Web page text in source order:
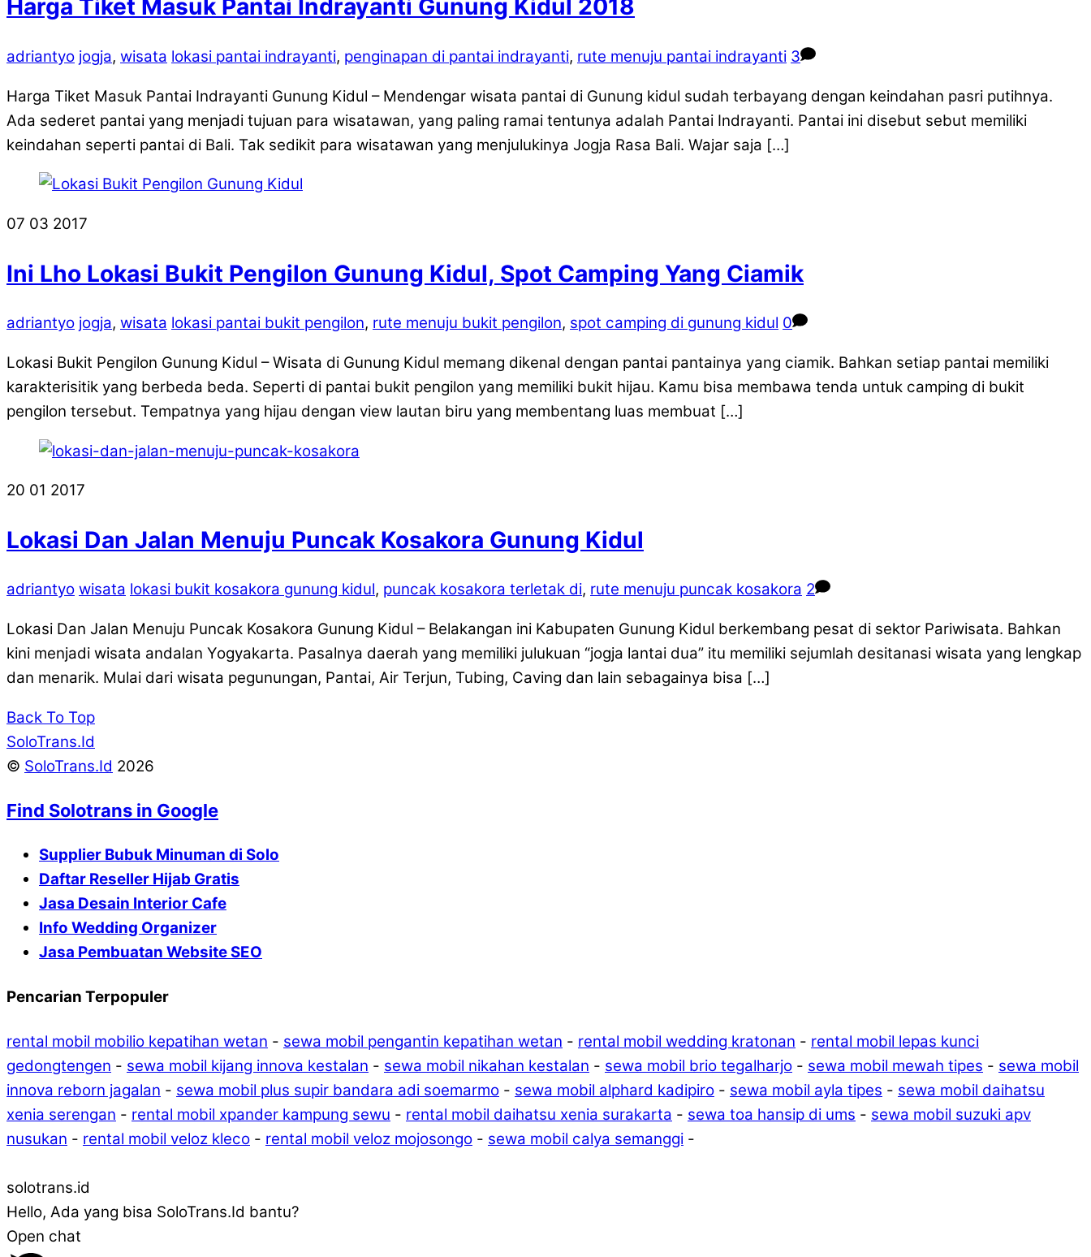
Harga Tiket Masuk Pantai Indrayanti Gunung Kidul 2018
adriantyo jogja, wisata lokasi pantai indrayanti, penginapan di pantai indrayanti, rute menuju pantai indrayanti 3
Harga Tiket Masuk Pantai Indrayanti Gunung Kidul – Mendengar wisata pantai di Gunung kidul sudah terbayang dengan keindahan pasri putihnya.
Ada sederet pantai yang menjadi tujuan para wisatawan, yang paling ramai tentunya adalah Pantai Indrayanti. Pantai ini disebut sebut memiliki
keindahan seperti pantai di Bali. Tak sedikit para wisatawan yang menjulukinya Jogja Rasa Bali. Wajar saja […]
07 03 2017
Ini Lho Lokasi Bukit Pengilon Gunung Kidul, Spot Camping Yang Ciamik
adriantyo jogja, wisata lokasi pantai bukit pengilon, rute menuju bukit pengilon, spot camping di gunung kidul 0
Lokasi Bukit Pengilon Gunung Kidul – Wisata di Gunung Kidul memang dikenal dengan pantai pantainya yang ciamik. Bahkan setiap pantai memiliki
karakterisitik yang berbeda beda. Seperti di pantai bukit pengilon yang memiliki bukit hijau. Kamu bisa membawa tenda untuk camping di bukit
pengilon tersebut. Tempatnya yang hijau dengan view lautan biru yang membentang luas membuat […]
20 01 2017
Lokasi Dan Jalan Menuju Puncak Kosakora Gunung Kidul
adriantyo wisata lokasi bukit kosakora gunung kidul, puncak kosakora terletak di, rute menuju puncak kosakora 2
Lokasi Dan Jalan Menuju Puncak Kosakora Gunung Kidul – Belakangan ini Kabupaten Gunung Kidul berkembang pesat di sektor Pariwisata. Bahkan
kini menjadi wisata andalan Yogyakarta. Pasalnya daerah yang memiliki julukuan “jogja lantai dua” itu memiliki sejumlah desitanasi wisata yang lengkap
dan menarik. Mulai dari wisata pegunungan, Pantai, Air Terjun, Tubing, Caving dan lain sebagainya bisa […]
Back To Top
SoloTrans.Id
© SoloTrans.Id 2026
Find Solotrans in Google
Supplier Bubuk Minuman di Solo
Daftar Reseller Hijab Gratis
Jasa Desain Interior Cafe
Info Wedding Organizer
Jasa Pembuatan Website SEO
Pencarian Terpopuler
rental mobil mobilio kepatihan wetan - sewa mobil pengantin kepatihan wetan - rental mobil wedding kratonan - rental mobil lepas kunci
gedongtengen - sewa mobil kijang innova kestalan - sewa mobil nikahan kestalan - sewa mobil brio tegalharjo - sewa mobil mewah tipes - sewa mobil
innova reborn jagalan - sewa mobil plus supir bandara adi soemarmo - sewa mobil alphard kadipiro - sewa mobil ayla tipes - sewa mobil daihatsu
xenia serengan - rental mobil xpander kampung sewu - rental mobil daihatsu xenia surakarta - sewa toa hansip di ums - sewa mobil suzuki apv
nusukan - rental mobil veloz kleco - rental mobil veloz mojosongo - sewa mobil calya semanggi -
solotrans.id
Hello, Ada yang bisa SoloTrans.Id bantu?
Open chat